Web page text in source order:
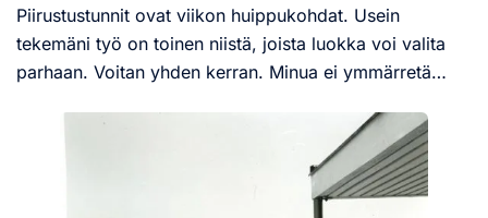
Piirustustunnit ovat viikon huippukohdat. Usein
tekemäni työ on toinen niistä, joista luokka voi valita
parhaan. Voitan yhden kerran. Minua ei ymmärretä…